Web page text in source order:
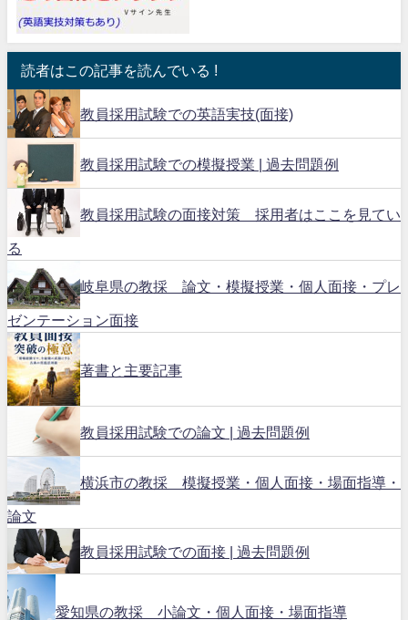
読者はこの記事を読んでいる !
教員採用試験での英語実技(面接)
教員採用試験での模擬授業 | 過去問題例
教員採用試験の面接対策 採用者はここを見てい
る
岐阜県の教採 論文・模擬授業・個人面接・プレ
ゼンテーション面接
著書と主要記事
教員採用試験での論文 | 過去問題例
横浜市の教採 模擬授業・個人面接・場面指導・
論文
教員採用試験での面接 | 過去問題例
愛知県の教採 小論文・個人面接・場面指導